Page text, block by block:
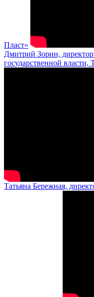
Пласт»
Дмитрий Зорин,
государственной
Татьяна Бережная,